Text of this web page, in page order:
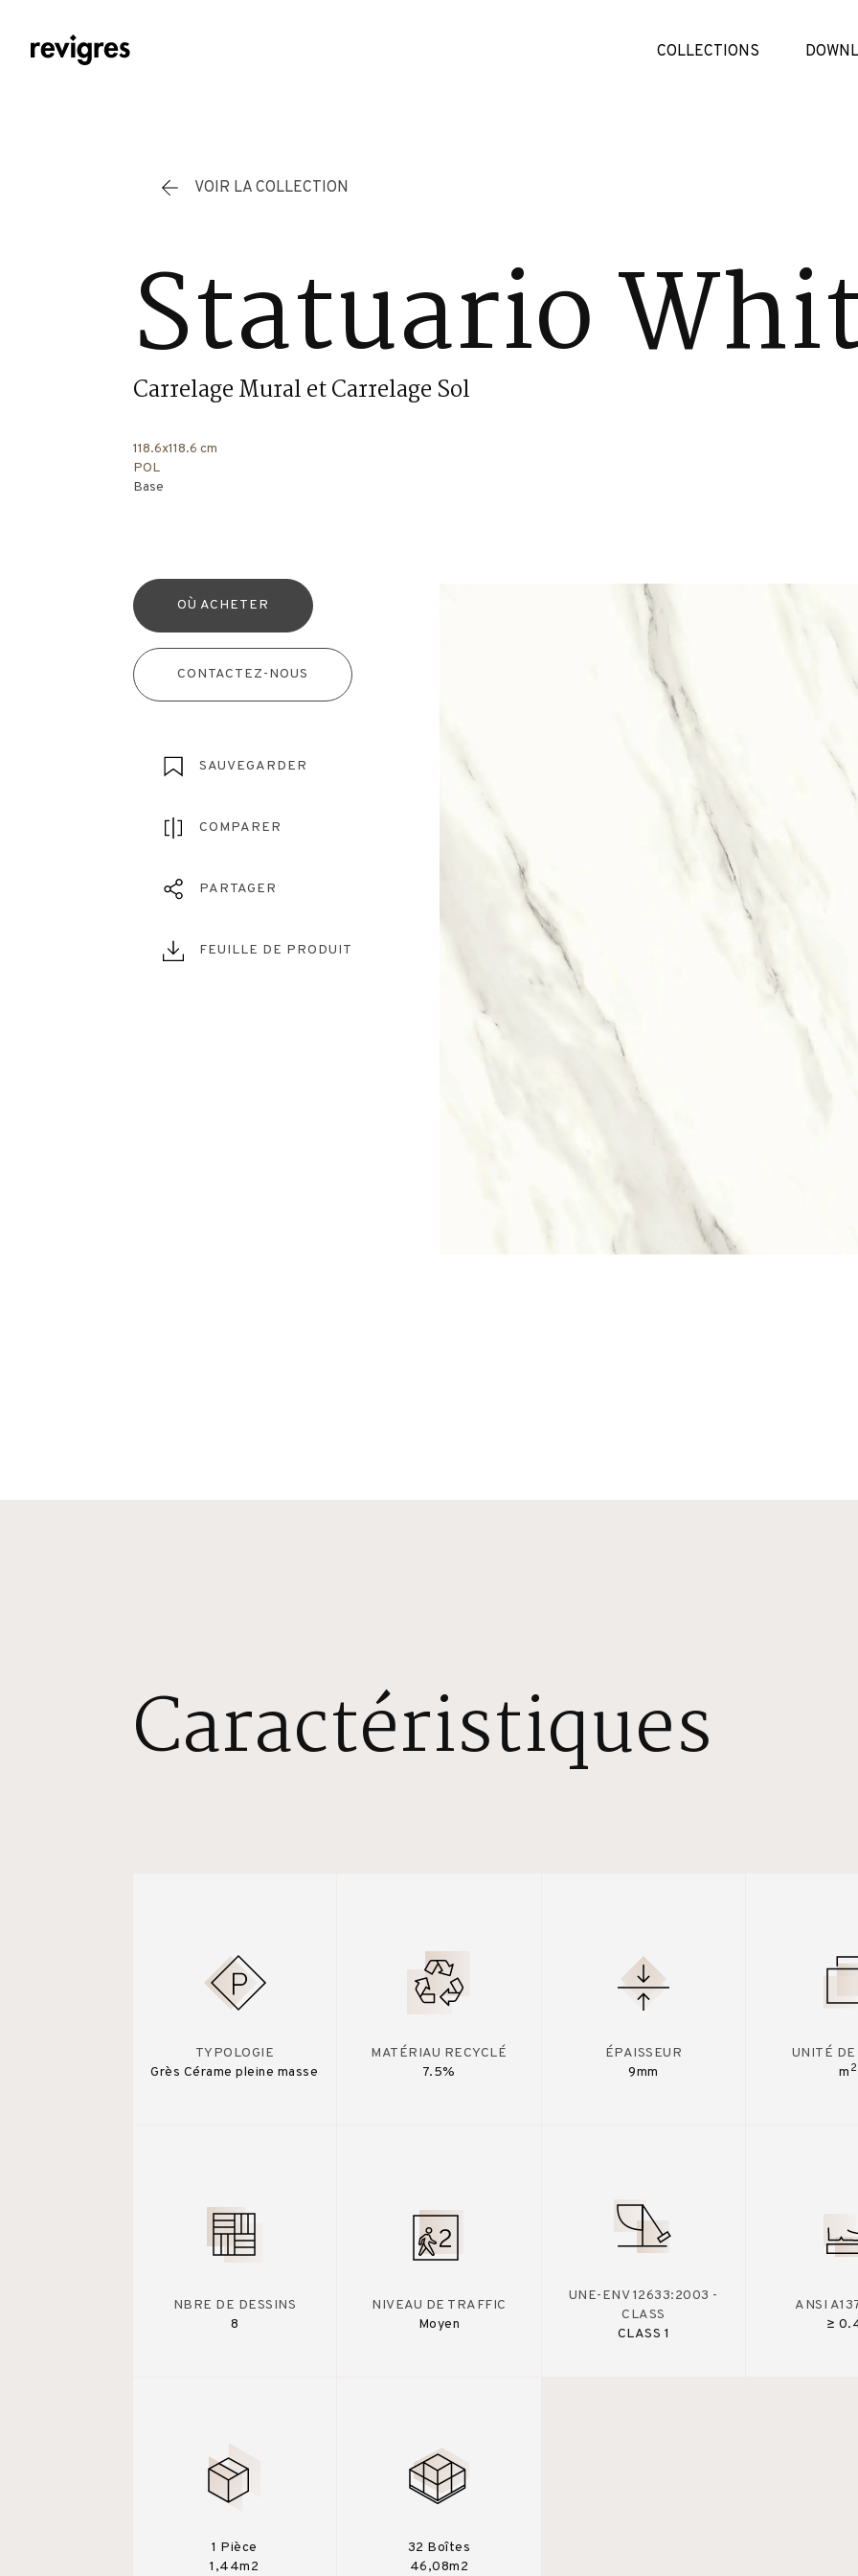
COLLECTIONS
VOIR LA COLLECTION
Statuario
Carrelage Mural et Carrelage Sol
118.6x118.6 cm
POL
Base
OÙ ACHETER
CONTACTEZ-NOUS
SAUVEGARDER
COMPARER
PARTAGER
FEUILLE DE PRODUIT
Caractéristiques
TYPOLOGIE
Grès Cérame pleine masse
MATÉRIAU RECYCLÉ
7.5%
ÉPAISSEUR
9mm
UNITÉ DE
m 2
NBRE DE DESSINS
8
NIVEAU DE TRAFFIC
Moyen
UNE-ENV 12633:2003 -
CLASS
CLASS 1
ANSI
≥
1 Pièce
1,44m2
32 Boîtes
46,08m2